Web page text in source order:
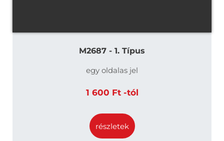
M2687 - 1. Típus
egy oldalas jel
1 600 Ft -tól
részletek